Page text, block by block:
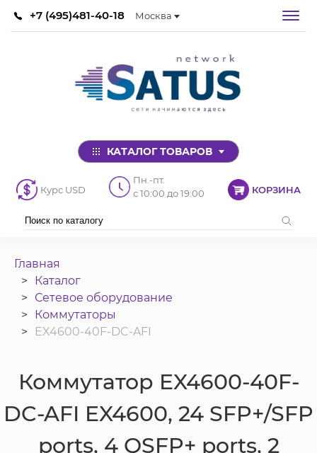
+7 (495)481-40-18 Москва
КАТАЛОГ ТОВАРОВ
Курс USD
Пн.-пт.
с 10:00 до 19:00
КОРЗИНА
Главная
Каталог
Сетевое оборудование
Коммутаторы
EX4600-40F-DC-AFI
Коммутатор EX4600-40F-
DC-AFI EX4600, 24 SFP+/SFP
ports, 4 QSFP+ ports, 2